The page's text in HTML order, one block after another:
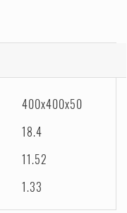
400x400x50
18.4
11.52
1.33